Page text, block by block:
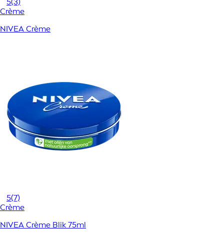
5(3)
Crème
NIVEA Crème
5(7)
Crème
NIVEA Crème Blik 75ml